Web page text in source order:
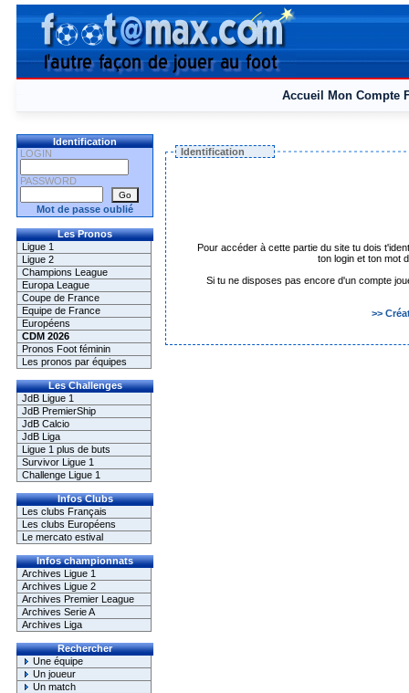
Accueil Mon Compte
Identification
LOGIN
PASSWORD
Mot de passe oublié
Les Pronos
Ligue 1
Ligue 2
Champions League
Europa League
Coupe de France
Equipe de France
Européens
CDM 2026
Pronos Foot féminin
Les pronos par équipes
Les Challenges
JdB Ligue 1
JdB PremierShip
JdB Calcio
JdB Liga
Ligue 1 plus de buts
Survivor Ligue 1
Challenge Ligue 1
Infos Clubs
Les clubs Français
Les clubs Européens
Le mercato estival
Infos championnats
Archives Ligue 1
Archives Ligue 2
Archives Premier League
Archives Serie A
Archives Liga
Rechercher
Une équipe
Un joueur
Un match
Identification
Pour accéder à cette partie du site tu dois
ton login et ton mot
Si tu ne disposes pas encore d'un compte
>>